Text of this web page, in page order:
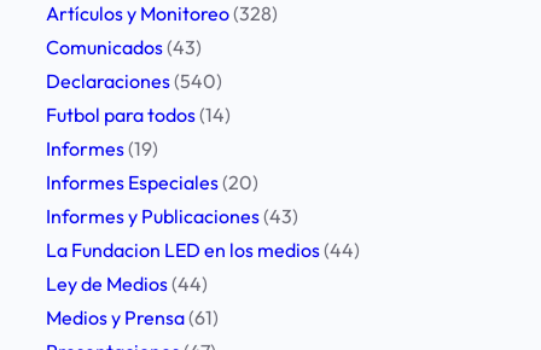
ó
n
u
Artículos y Monitoreo(328)
Comunicados(43)
Declaraciones(540)
Futbol para todos(14)
Informes(19)
Informes Especiales(20)
Informes y Publicaciones(43)
La Fundacion LED en los medios(44)
Ley de Medios(44)
Medios y Prensa(61)